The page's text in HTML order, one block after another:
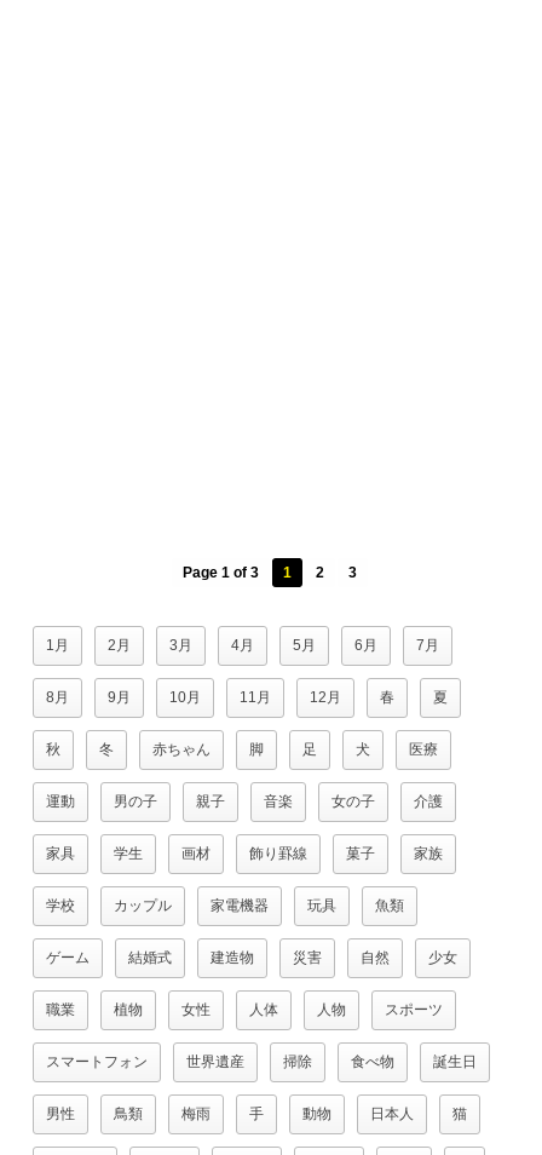
Page 1 of 3 1 2 3
1月 2月 3月 4月 5月 6月 7月
8月 9月 10月 11月 12月 春 夏
秋 冬 赤ちゃん 脚 足 犬 医療
運動 男の子 親子 音楽 女の子 介護
家具 学生 画材 飾り罫線 菓子 家族
学校 カップル 家電機器 玩具 魚類
ゲーム 結婚式 建造物 災害 自然 少女
職業 植物 女性 人体 人物 スポーツ
スマートフォン 世界遺産 掃除 食べ物 誕生日
男性 鳥類 梅雨 手 動物 日本人 猫